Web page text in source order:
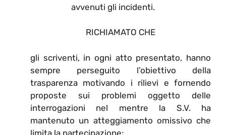
avvenuti gli incidenti.
RICHIAMATO CHE
gli scriventi, in ogni atto presentato, hanno
sempre perseguito l’obiettivo della
trasparenza motivando i rilievi e fornendo
proposte sui problemi oggetto delle
interrogazioni nel mentre la S.V. ha
mantenuto un atteggiamento omissivo che
limita la partecipazione;